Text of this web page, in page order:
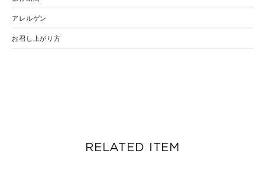
アレルゲン
お召し上がり方
RELATED ITEM